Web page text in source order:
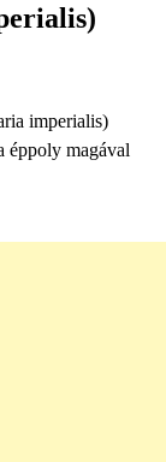
imperialis)
éppoly magával